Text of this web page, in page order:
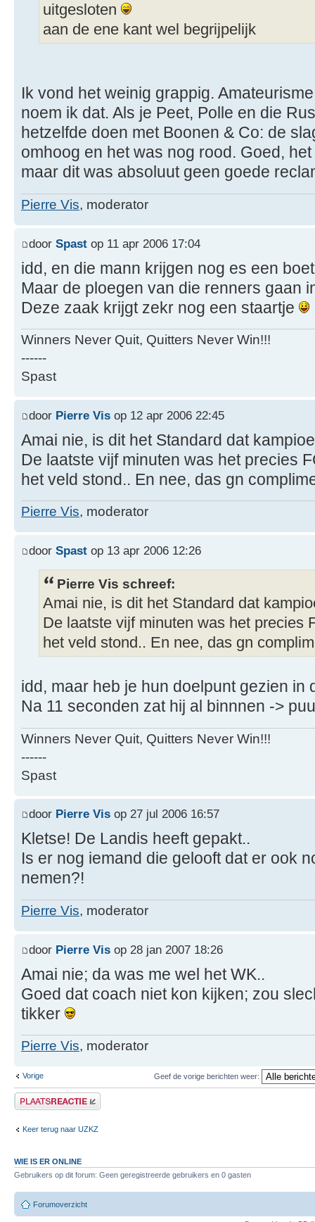
uitgesloten
aan de ene kant wel begrijpelijk
Ik vond het weinig grappig.
noem ik dat. Als je Peet, Polle en die
hetzelfde doen met Boonen & Co: de
omhoog en het was nog rood. Goed,
maar dit was absoluut geen goede
Pierre Vis, moderator
door Spast op 11 apr 2006 17:04
idd, en die mann krijgen nog es een
Maar de ploegen van die renners gaan
Deze zaak krijgt zekr nog een staartje
Winners Never Quit, Quitters Never Win!!!
------
Spast
door Pierre Vis op 12 apr 2006 22:45
Amai nie, is dit het Standard dat
De laatste vijf minuten was het precies
het veld stond.. En nee, das gn
Pierre Vis, moderator
door Spast op 13 apr 2006 12:26
Pierre Vis schreef:
Amai nie, is dit het Standard dat
De laatste vijf minuten was het precies
het veld stond.. En nee, das gn
idd, maar heb je hun doelpunt gezien in
Na 11 seconden zat hij al binnnen ->
Winners Never Quit, Quitters Never Win!!!
------
Spast
door Pierre Vis op 27 jul 2006 16:57
Kletse! De Landis heeft gepakt..
Is er nog iemand die gelooft dat er ook
nemen?!
Pierre Vis, moderator
door Pierre Vis op 28 jan 2007 18:26
Amai nie; da was me wel het WK..
Goed dat coach niet kon kijken; zou
tikker
Pierre Vis, moderator
Vorige Geef de vorige berichten weer:
Plaats een reactie
Keer terug naar UZKZ
WIE IS ER ONLINE
Gebruikers op dit forum: Geen geregistreerde gebruikers en 0 gasten
Forumoverzicht